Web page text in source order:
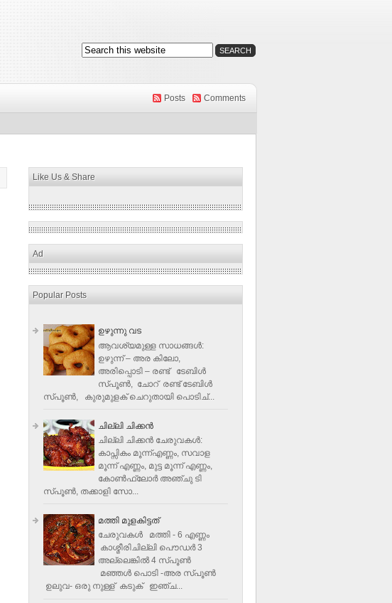
Posts Comments
Like Us & Share
Ad
Popular Posts
ഉഴുന്നു വട
ആവശ്യമുള്ള സാധങ്ങൾ:
ഉഴുന്ന് – അര കിലോ,
അരിപ്പൊടി – രണ്ട് ടേബിൾ
സ്പൂൺ, ചോറ് രണ്ട് ടേബിള്‍
സ്പൂണ്‍, കുരുമുളക് ചെറുതായി പൊടിച്...
ചില്ലി ചിക്കൻ
ചില്ലി ചിക്കൻ ചേരുവകള്‍:
കാപ്സികം മൂന്ന്എണ്ണം, സവാള
മൂന്ന് എണ്ണം, മുട്ട മൂന്ന് എണ്ണം,
കോണ്‍ഫ്ലോര്‍ അഞ്ചു ടി
സ്പൂണ്‍, തക്കാളി സോ...
മത്തി മുളകിട്ടത്
ചേരുവകൾ മത്തി - 6 എണ്ണം
കാശ്മീരിചില്ലി പൌഡർ 3
അല്ലെങ്കിൽ 4 സ്പൂണ്‍
മഞ്ഞൾ പൊടി -അര സ്പൂണ്‍
ഉലുവ- ഒരു നുള്ള് കടുക് ഇഞ്ച...